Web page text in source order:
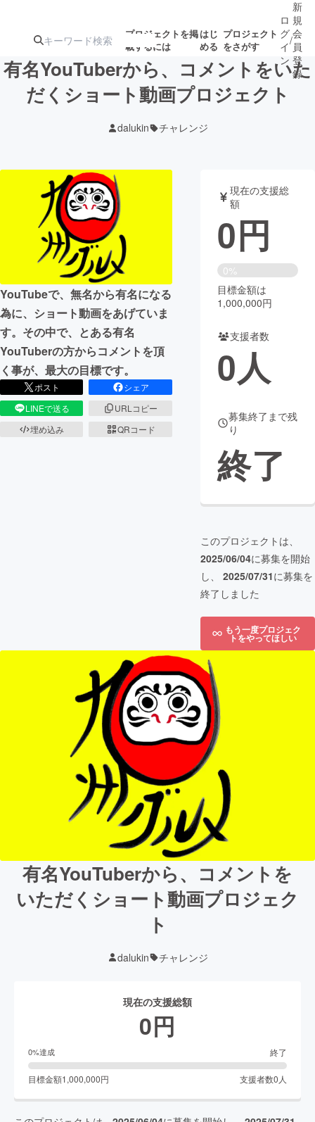
プロジェクトを掲
載するには
はじ
める
プロジェクト
をさがす
ジェクト
ロジェクト
アート・写真 音楽
テクノロジー・ガジェット ゲーム・サ
映像・映画 書籍・雑誌
ビジネス・起業 チャレンジ
まちづくり・地域活性化
CAMPFIRE for Social Good CAMPFIRE Creation
CAMPFIREふるさと納税
ロ
グ
イ
ン
/
新
規
会
員
登
録
有名YouTuberから、コメントをいた
だくショート動画プロジェクト
dalukin チャレンジ
YouTubeで、無名から有名になる
為に、ショート動画をあげていま
す。その中で、とある有名
YouTuberの方からコメントを頂
く事が、最大の目標です。
ポスト
シェア
LINEで送る
URLコピー
埋め込み
QRコード
現在の支援総
額
0円
0%
目標金額は
1,000,000円
支援者数
0人
募集終了まで残
り
終了
このプロジェクトは、
2025/06/04に募集を開始
し、 2025/07/31に募集を
終了しました
もう一度プロジェク
トをやってほしい
有名YouTuberから、コメントを
いただくショート動画プロジェク
ト
dalukin チャレンジ
現在の支援総額
0円
0%達成 終了
目標金額1,000,000円 支援者数0 人